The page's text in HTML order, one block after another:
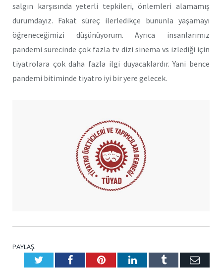
salgın karşısında yeterli tepkileri, önlemleri alamamış
durumdayız. Fakat süreç ilerledikçe bununla yaşamayı
öğreneceğimizi düşünüyorum. Ayrıca insanlarımız
pandemi sürecinde çok fazla tv dizi sinema vs izlediği için
tiyatrolara çok daha fazla ilgi duyacaklardır. Yani bence
pandemi bitiminde tiyatro iyi bir yere gelecek.
PAYLAŞ.
TwitterFacebookPinterestLinkedInTumblr E-